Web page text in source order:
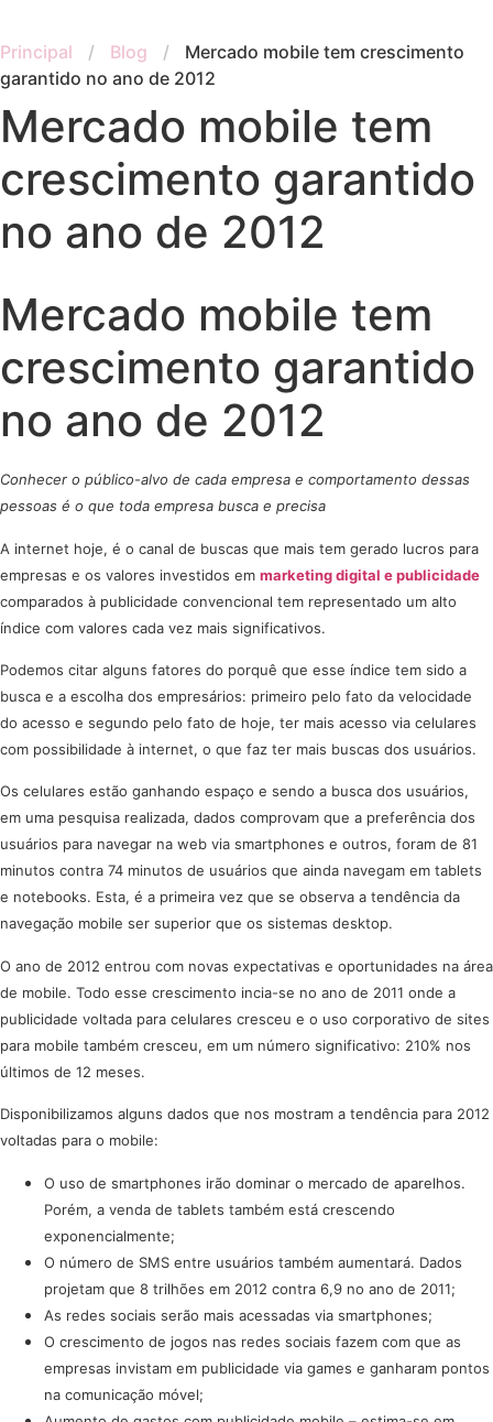
Principal / Blog /
Mercado mobile tem crescimento
garantido no ano de 2012
Mercado mobile tem
crescimento garantido
no ano de 2012
Mercado mobile tem
crescimento garantido
no ano de 2012
Conhecer o público-alvo de cada empresa e comportamento dessas
pessoas é o que toda empresa busca e precisa
A internet hoje, é o canal de buscas que mais tem gerado lucros para
empresas e os valores investidos em marketing digital e publicidade
comparados à publicidade convencional tem representado um alto
índice com valores cada vez mais significativos.
Podemos citar alguns fatores do porquê que esse índice tem sido a
busca e a escolha dos empresários: primeiro pelo fato da velocidade
do acesso e segundo pelo fato de hoje, ter mais acesso via celulares
com possibilidade à internet, o que faz ter mais buscas dos usuários.
Os celulares estão ganhando espaço e sendo a busca dos usuários,
em uma pesquisa realizada, dados comprovam que a preferência dos
usuários para navegar na web via smartphones e outros, foram de 81
minutos contra 74 minutos de usuários que ainda navegam em tablets
e notebooks. Esta, é a primeira vez que se observa a tendência da
navegação mobile ser superior que os sistemas desktop.
O ano de 2012 entrou com novas expectativas e oportunidades na área
de mobile. Todo esse crescimento incia-se no ano de 2011 onde a
publicidade voltada para celulares cresceu e o uso corporativo de sites
para mobile também cresceu, em um número significativo: 210% nos
últimos de 12 meses.
Disponibilizamos alguns dados que nos mostram a tendência para 2012
voltadas para o mobile:
O uso de smartphones irão dominar o mercado de aparelhos.
Porém, a venda de tablets também está crescendo
exponencialmente;
O número de SMS entre usuários também aumentará. Dados
projetam que 8 trilhões em 2012 contra 6,9 no ano de 2011;
As redes sociais serão mais acessadas via smartphones;
O crescimento de jogos nas redes sociais fazem com que as
empresas invistam em publicidade via games e ganharam pontos
na comunicação móvel;